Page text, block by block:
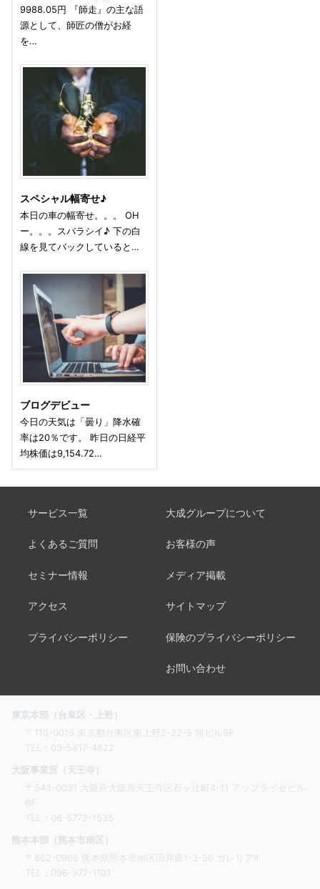
9988.05円 『師走』の主な語
源として、師匠の僧がお経
を…
スペシャル幅寄せ♪
本日の車の幅寄せ。。。 OH
ー。。。スバラシイ♪ 下の白
線を見てバックしていると…
ブログデビュー
今日の天気は「曇り」降水確
率は20％です。 昨日の日経平
均株価は9,154.72…
サービス一覧 大成グループについて
よくあるご質問 お客様の声
セミナー情報 メディア掲載
アクセス サイトマップ
プライバシーポリシー 保険のプライバシーポリシー
お問い合わせ
東京本部（台東区・上野）
〒110-0015 東京都台東区東上野2-22-5 旭ビル5F
TEL： 03-5817-4822
大阪事業所（天王寺）
〒543-0031 大阪府大阪市天王寺区石ヶ辻町4-11 アップライゼビル
6F
TEL： 06-6773-1535
熊本本部（熊本市南区）
〒862-0965 熊本県熊本市南区田井島1-3-50 ガレリアⅡ
TEL： 096-377-1101